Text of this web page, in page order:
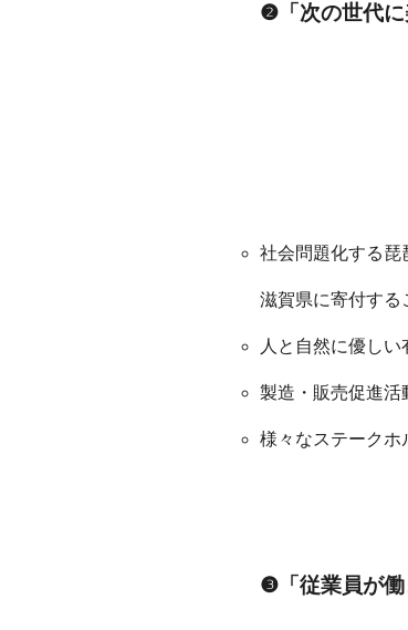
❷「次の世代に
社会問題化する琵
滋賀県に寄付する
人と自然に優しい
製造・販売促進活
様々なステークホ
❸「従業員が働